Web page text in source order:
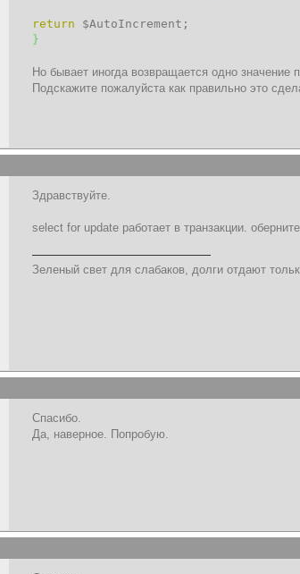
return $AutoIncrement ;
}
Но бывает иногда возвращается одно значение
Подскажите пожалуйста как правильно это
Здравствуйте.
select for update работает в транзакции.
Зеленый свет для слабаков, долги отдают
Спасибо.
Да, наверное. Попробую.